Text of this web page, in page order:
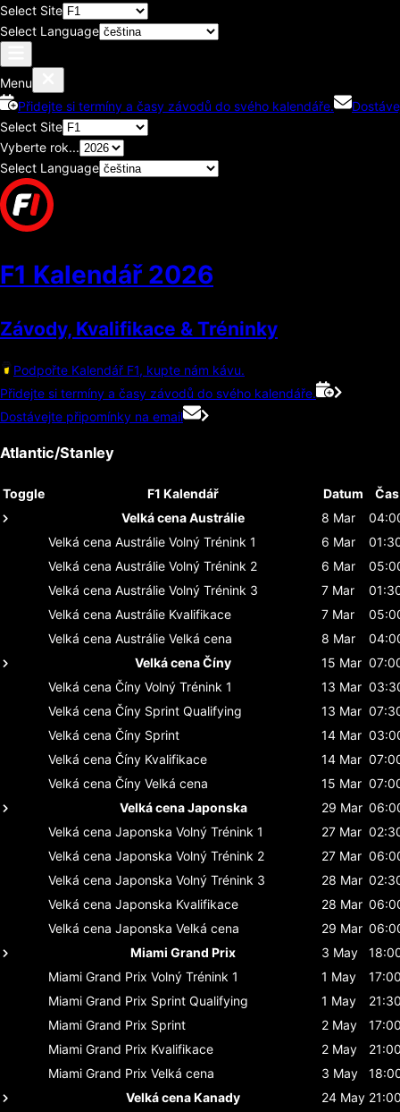
Select Site
Select Language
Menu
Přidejte si termíny a časy závodů do svého kalendáře.
Select Site
Vyberte rok...
Select Language
F1 Kalendář 2026
Závody, Kvalifikace & Tréninky
Podpořte Kalendář F1, kupte nám kávu.
Přidejte si termíny a časy závodů do svého kalendáře.
Dostávejte připomínky na email
Atlantic/Stanley
Toggle F1 Kalendář Datum
Čas
Velká cena Austrálie
8 Mar
Velká cena Austrálie Volný Trénink 1 6 Mar
Velká cena Austrálie Volný Trénink 2 6 Mar
Velká cena Austrálie Volný Trénink 3 7 Mar
Velká cena Austrálie Kvalifikace 7 Mar
Velká cena Austrálie Velká cena 8 Mar
Velká cena Číny
15 Mar
Velká cena Číny Volný Trénink 1 13 Mar
Velká cena Číny Sprint Qualifying 13 Mar
Velká cena Číny Sprint 14 Mar
Velká cena Číny Kvalifikace 14 Mar
Velká cena Číny Velká cena 15 Mar
Velká cena Japonska
29 Mar
Velká cena Japonska Volný Trénink 1 27 Mar
Velká cena Japonska Volný Trénink 2 27 Mar
Velká cena Japonska Volný Trénink 3 28 Mar
Velká cena Japonska Kvalifikace 28 Mar
Velká cena Japonska Velká cena 29 Mar
Miami Grand Prix
3 May
Miami Grand Prix Volný Trénink 1 1 May
17:00
Miami Grand Prix Sprint Qualifying 1 May
21:30
Miami Grand Prix Sprint 2 May
17:00
Miami Grand Prix Kvalifikace 2 May
21:00
Miami Grand Prix Velká cena 3 May
Velká cena Kanady
24 May 21:00